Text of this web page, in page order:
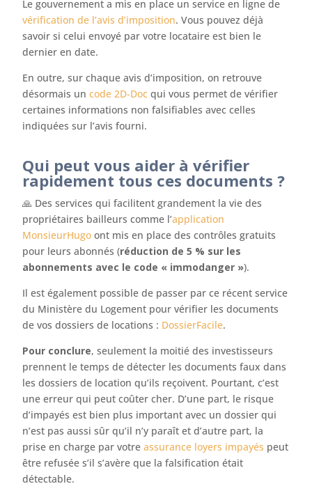
Le gouvernement a mis en place un service en ligne de
vérification de l’avis d’imposition. Vous pouvez déjà
savoir si celui envoyé par votre locataire est bien le
dernier en date.
En outre, sur chaque avis d’imposition, on retrouve
désormais uncode 2D-Doc qui vous permet de vérifier
certaines informations non falsifiables avec celles
indiquées sur l’avis fourni.
Qui peut vous aider à vérifier
rapidement tous ces documents ?
🙏 Des services qui facilitent grandement la vie des
propriétaires bailleurs comme l’application
MonsieurHugo ont mis en place des contrôles gratuits
pour leurs abonnés (réduction de 5 % sur les
abonnements avec le code « immodanger »).
Il est également possible de passer par ce récent service
du Ministère du Logement pour vérifier les documents
de vos dossiers de locations : DossierFacile.
Pour conclure, seulement la moitié des investisseurs
prennent le temps de détecter les documents faux dans
les dossiers de location qu’ils reçoivent. Pourtant, c’est
une erreur qui peut coûter cher. D’une part, le risque
d’impayés est bien plus important avec un dossier qui
n’est pas aussi sûr qu’il n’y paraît et d’autre part, la
prise en charge par votreassurance loyers impayés peut
être refusée s’il s’avère que la falsification était
détectable.